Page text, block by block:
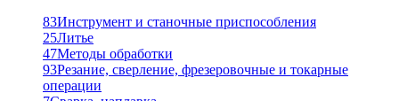
83Инструмент и станочные приспособления
25Литье
47Методы обработки
93Резание, сверление, фрезеровочные и токарные
операции